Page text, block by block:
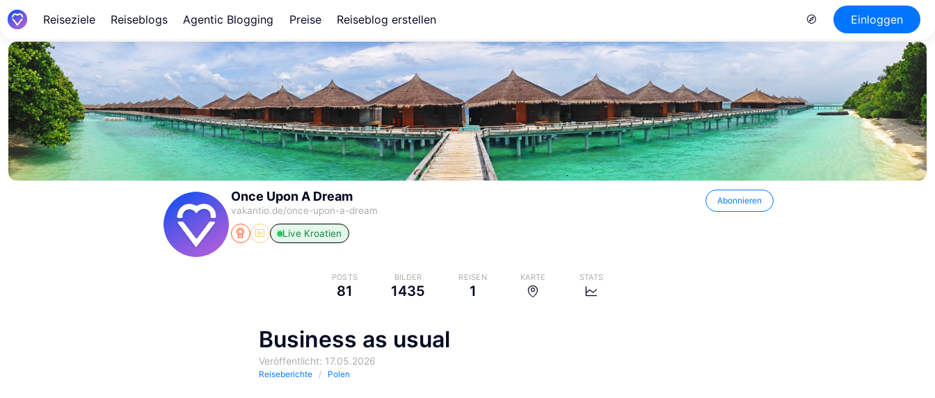
Reiseziele Reiseblogs Agentic Blogging Preise Reiseblog erstellen Einloggen
Once Upon A Dream
vakantio.de/once-upon-a-dream
Abonnieren
Live Kroatien
POSTS
81
BILDER
1435
REISEN
1
KARTE STATS
Business as usual
Veröffentlicht: 17.05.2026
Reiseberichte Polen